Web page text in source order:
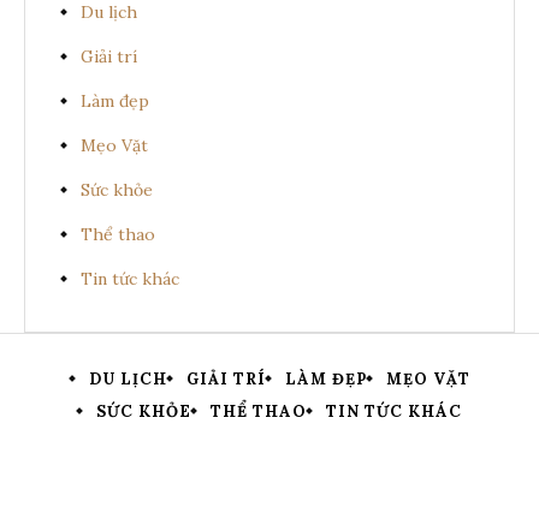
Du lịch
Giải trí
Làm đẹp
Mẹo Vặt
Sức khỏe
Thể thao
Tin tức khác
DU LỊCH GIẢI TRÍ LÀM ĐẸP
MẸO VẶT
SỨC KHỎE
THỂ THAO TIN TỨC KHÁC